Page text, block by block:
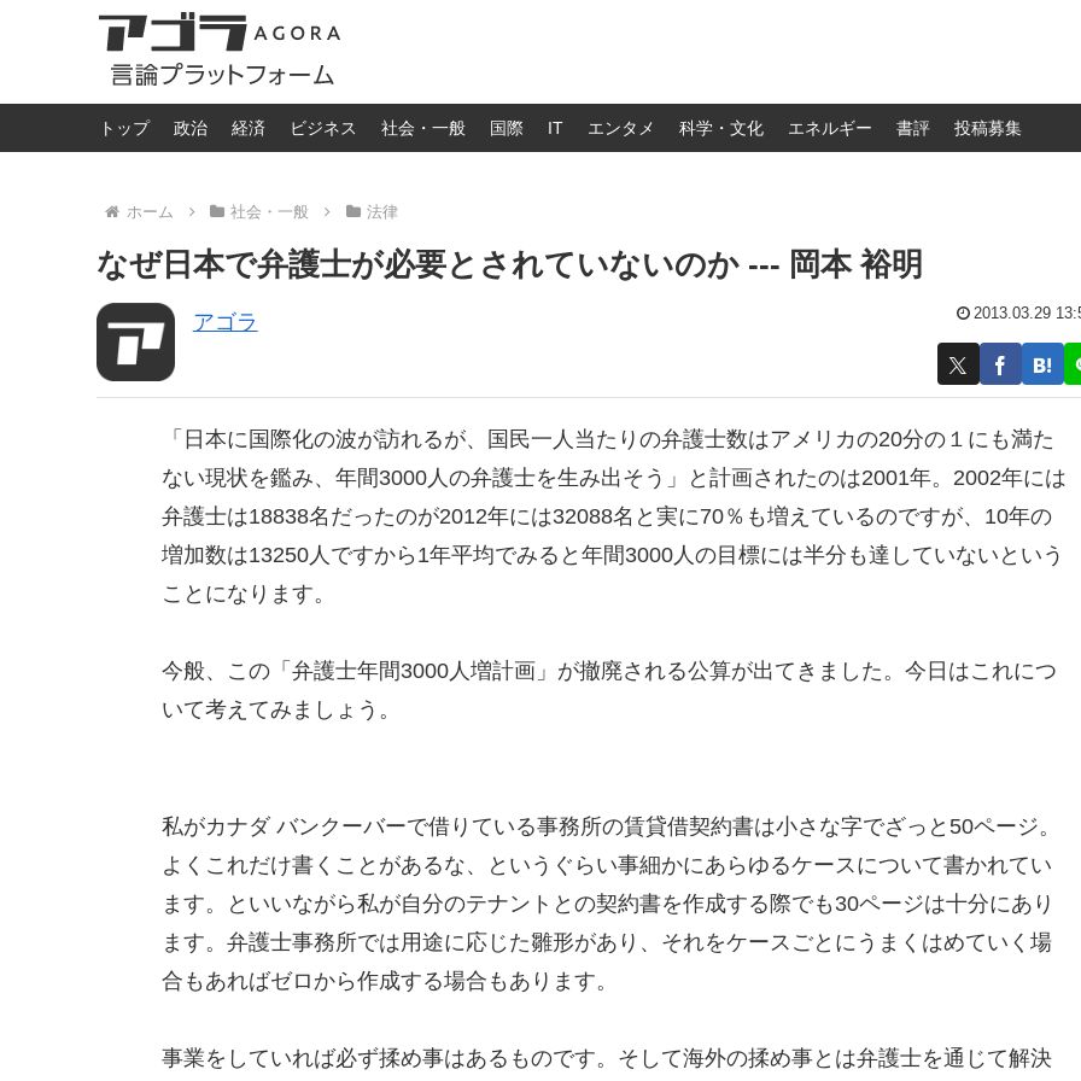
トップ 政治 経済 ビジネス 社会・一般 国際 IT エンタメ 科学・文化 エネルギー 書評 投稿募集
ホーム 社会・一般 法律
なぜ日本で弁護士が必要とされていないのか --- 岡本 裕明
アゴラ 2013.03.29
「日本に国際化の波が訪れるが、国民一人当たりの弁護士数はアメリカの20分の１にも満た
ない現状を鑑み、年間3000人の弁護士を生み出そう」と計画されたのは2001年。2002年には
弁護士は18838名だったのが2012年には32088名と実に70％も増えているのですが、10年の
増加数は13250人ですから1年平均でみると年間3000人の目標には半分も達していないという
ことになります。
今般、この「弁護士年間3000人増計画」が撤廃される公算が出てきました。今日はこれにつ
いて考えてみましょう。
私がカナダ バンクーバーで借りている事務所の賃貸借契約書は小さな字でざっと50ページ。
よくこれだけ書くことがあるな、というぐらい事細かにあらゆるケースについて書かれてい
ます。といいながら私が自分のテナントとの契約書を作成する際でも30ページは十分にあり
ます。弁護士事務所では用途に応じた雛形があり、それをケースごとにうまくはめていく場
合もあればゼロから作成する場合もあります。
事業をしていれば必ず揉め事はあるものです。そして海外の揉め事とは弁護士を通じて解決